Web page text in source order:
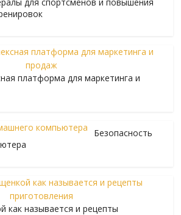
платформа для маркетинга и
Безопасность
как называется и рецепты